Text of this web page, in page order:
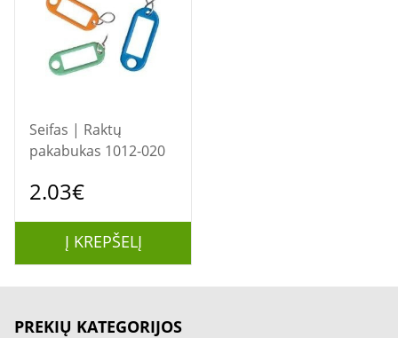
Seifas | Raktų
pakabukas 1012-020
2.03€
Į KREPŠELĮ
PREKIŲ KATEGORIJOS